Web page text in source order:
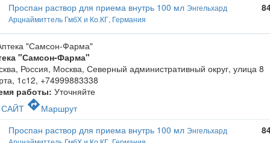
Проспан раствор для приема внутрь 100 мл Энгельхард
Арцнаймиттель ГмбХ и Ко.КГ, Германия
"Самсон-Фарма"
Россия, Москва, Северный административный округ, улица 8
1с12, +74999883338
работы: Уточняйте
САЙТ directionsМаршрут
Проспан раствор для приема внутрь 100 мл Энгельхард